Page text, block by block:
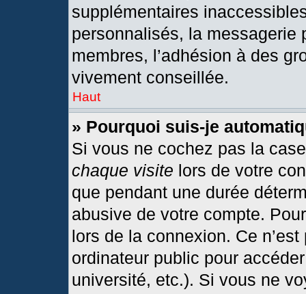
supplémentaires
personnalisés, la messagerie
membres, l’adhésion à des
vivement conseillée.
Haut
» Pourquoi suis-je
Si vous ne cochez pas la
chaque visite lors de votre
que pendant une durée
abusive de votre compte.
lors de la connexion. Ce
ordinateur public pour
université, etc.). Si vous ne